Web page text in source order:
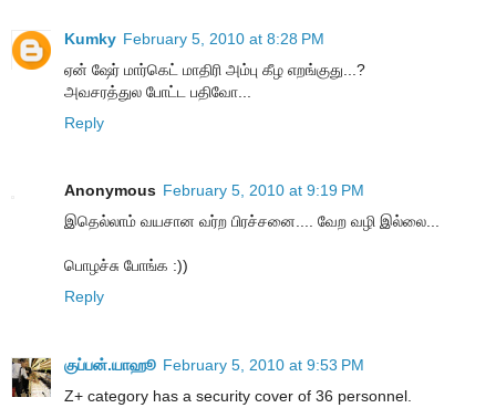
Kumky February 5, 2010 at 8:28 PM
ஏன் ஷேர் மார்கெட் மாதிரி அம்பு கீழ எறங்குது...?
அவசரத்துல போட்ட பதிவோ...
Reply
Anonymous February 5, 2010 at 9:19 PM
இதெல்லாம் வயசான வர்ற பிரச்சனை.... வேற வழி இல்லை...
பொழச்சு போங்க :))
Reply
குப்பன்.யாஹூ February 5, 2010 at 9:53 PM
Z+ category has a security cover of 36 personnel.